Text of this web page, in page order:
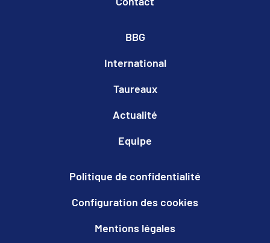
BBG
International
Taureaux
Actualité
Equipe
Politique de confidentialité
Configuration des cookies
Mentions légales